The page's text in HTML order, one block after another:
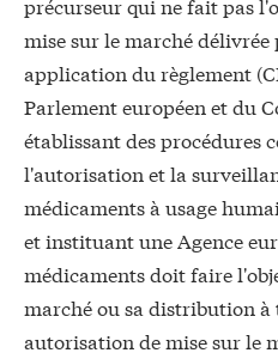
mise sur le marché
application du règlement
Parlement européen et du
établissant des procédures
l'autorisation et la
médicaments à usage
et instituant une Agence
médicaments doit faire
marché ou sa distribution
autorisation de mise sur le